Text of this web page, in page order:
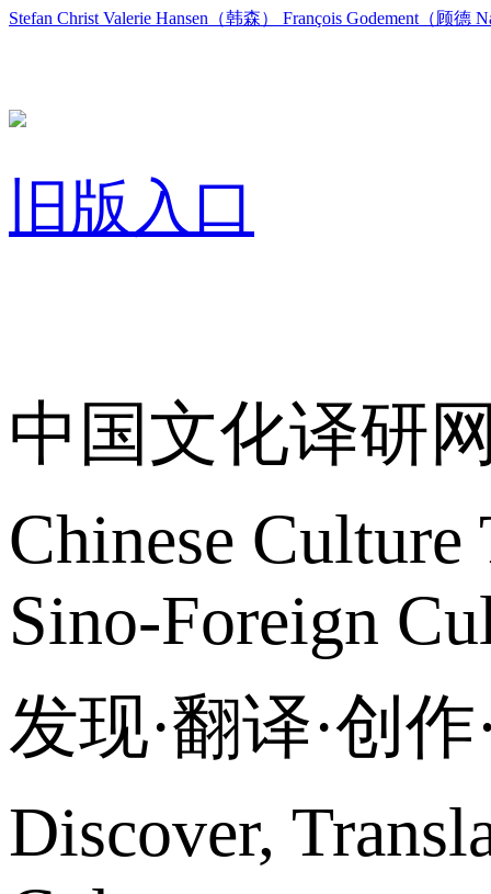
Stefan Christ Valerie Hansen（韩森） François Godement（顾德
旧版入口
中国文化译研
Chinese
Sino-Foreign
发现·翻译·创
Discover,